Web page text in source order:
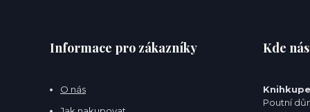
Informace pro zákazníky
O nás
Kde
Poutní